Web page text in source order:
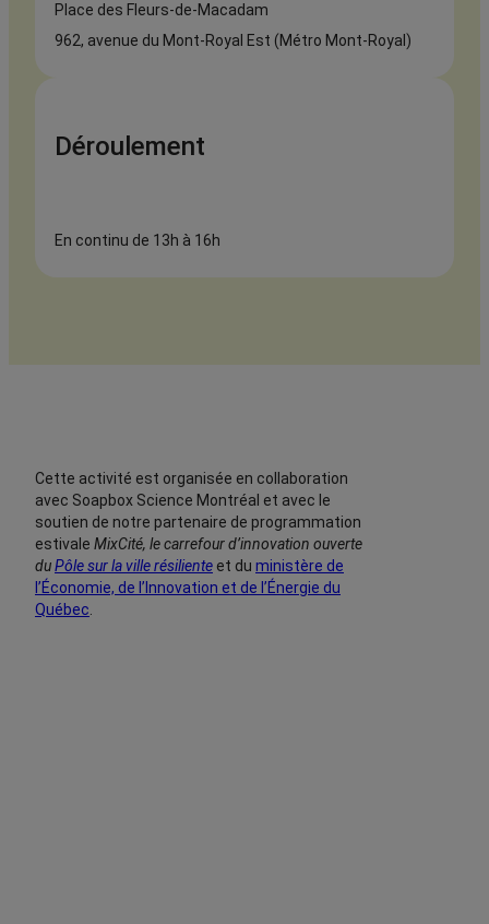
Place des Fleurs-de-Macadam
962, avenue du Mont-Royal Est (Métro Mont-Royal)
Déroulement
En continu de 13h à 16h
Cette activité est organisée en collaboration
avec Soapbox Science Montréal et avec le
soutien de notre partenaire de programmation
estivale MixCité, le carrefour d’innovation ouverte
duPôle sur la ville résiliente et du ministère de
l’Économie, de l’Innovation et de l’Énergie du
Québec